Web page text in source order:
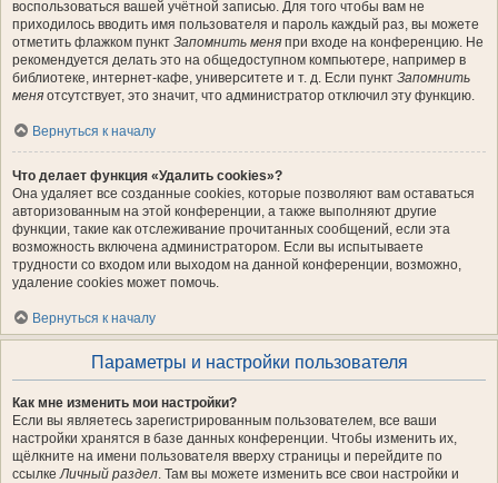
воспользоваться вашей учётной записью. Для того чтобы вам не
приходилось вводить имя пользователя и пароль каждый раз, вы можете
отметить флажком пункт Запомнить меня при входе на конференцию. Не
рекомендуется делать это на общедоступном компьютере, например в
библиотеке, интернет-кафе, университете и т. д. Если пункт Запомнить
меня отсутствует, это значит, что администратор отключил эту функцию.
Вернуться к началу
Что делает функция «Удалить cookies»?
Она удаляет все созданные cookies, которые позволяют вам оставаться
авторизованным на этой конференции, а также выполняют другие
функции, такие как отслеживание прочитанных сообщений, если эта
возможность включена администратором. Если вы испытываете
трудности со входом или выходом на данной конференции, возможно,
удаление cookies может помочь.
Вернуться к началу
Параметры и настройки пользователя
Как мне изменить мои настройки?
Если вы являетесь зарегистрированным пользователем, все ваши
настройки хранятся в базе данных конференции. Чтобы изменить их,
щёлкните на имени пользователя вверху страницы и перейдите по
ссылкеЛичный раздел. Там вы можете изменить все свои настройки и